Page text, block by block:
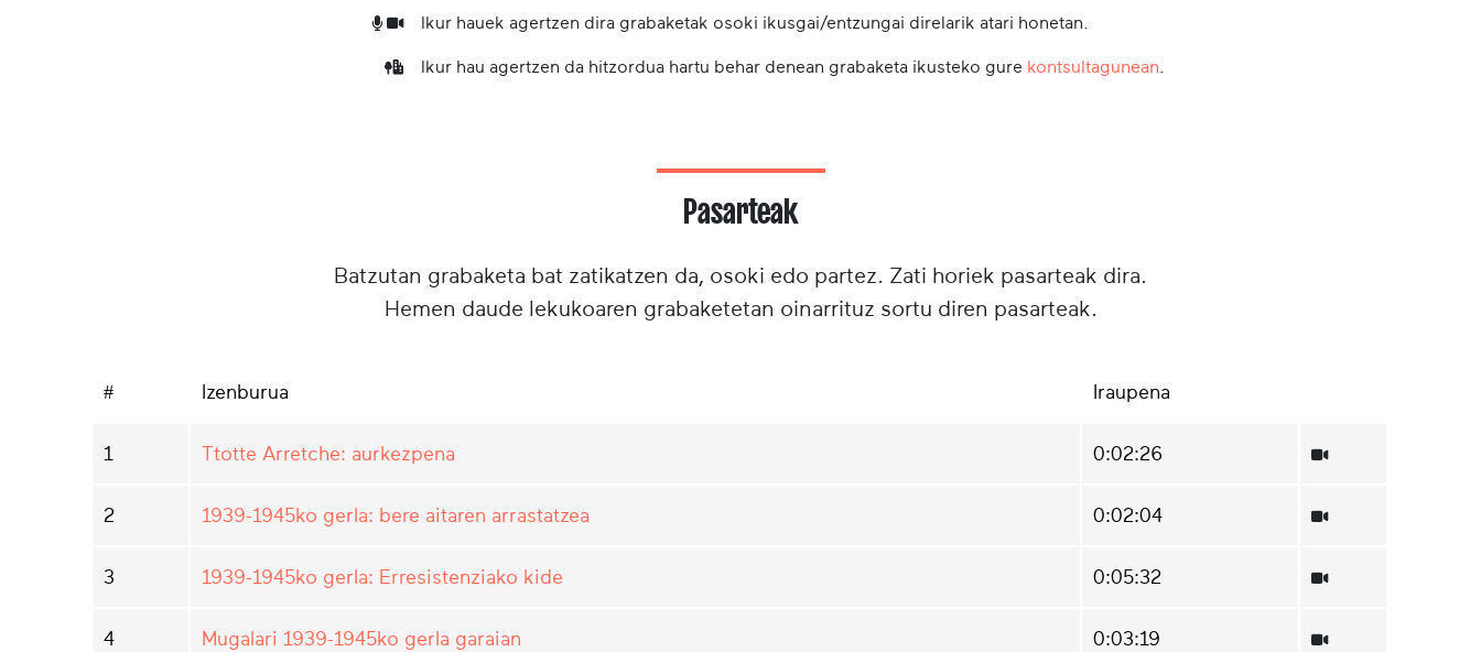
Ikur hauek agertzen dira grabaketak osoki ikusgai/entzungai direlarik atari honetan.
Ikur hau agertzen da hitzordua hartu behar denean grabaketa ikusteko gure kontsultagunean
Pasarteak
Batzutan grabaketa bat zatikatzen da, osoki edo partez. Zati horiek pasarteak dira.
Hemen daude lekukoaren grabaketetan oinarrituz sortu diren pasarteak.
# Izenburua Iraupena
1 Ttotte Arretche: aurkezpena 0:02:26
2 1939-1945ko gerla: bere aitaren arrastatzea 0:02:04
3 1939-1945ko gerla: Erresistenziako kide 0:05:32
4 Mugalari 1939-1945ko gerla garaian 0:03:19